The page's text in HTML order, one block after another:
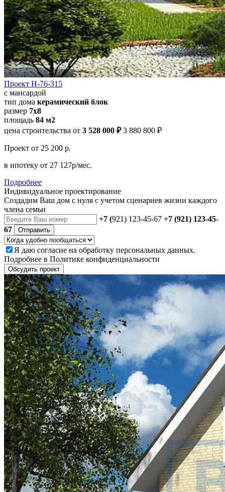
Проект Н-76-315
с мансардой
тип дома керамический блок
размер 7x8
площадь 84 м2
цена строительства от 3 528 000 ₽ 3 880 800 ₽
Проект от 25 200 р.
в ипотеку от 27 127р/мес.
Подробнее
Индивидуальное проектирование
Создадим Ваш дом с нуля с учетом сценариев жизни каждого
члена семьи
+7 (921) 123-45-67 +7 (921) 123-45-
67
Отправить
Я даю согласие на обработку персональных данных.
Подробнее в Политике конфиденциальности
Обсудить проект